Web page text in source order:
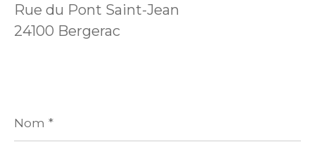
Rue du Pont Saint-Jean
24100 Bergerac
*